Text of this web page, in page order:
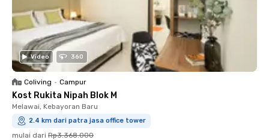
Video 360
Coliving • Campur
Kost Rukita Nipah Blok M
Melawai, Kebayoran Baru
2.4 km dari patra jasa office tower
mulai dari Rp3.368.000